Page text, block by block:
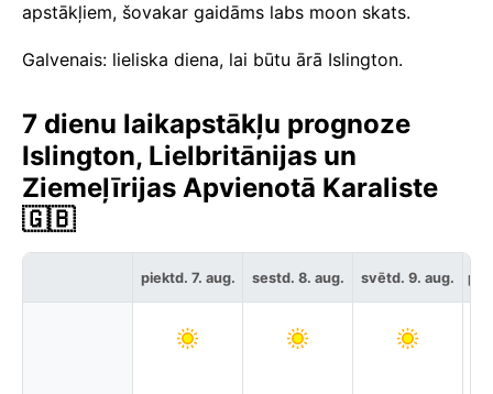
apstākļiem, šovakar gaidāms labs moon skats.
Galvenais: lieliska diena, lai būtu ārā Islington.
7 dienu laikapstākļu prognoze
Islington, Lielbritānijas un
Ziemeļīrijas Apvienotā Karaliste
🇬🇧
piektd. 7. aug. sestd. 8. aug. svētd. 9. aug.